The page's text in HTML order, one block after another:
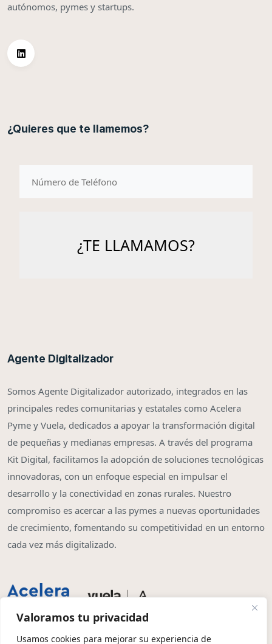
Valoramos tu privacidad
Usamos cookies para mejorar su experiencia de
autónomos, pymes y startups.
¿Quieres que te llamemos?
Agente Digitalizador
Somos Agente Digitalizador autorizado, integrados en las
principales redes comunitarias y estatales como Acelera
Pyme y Vuela, dedicados a apoyar la transformación digital
de pequeñas y medianas empresas. A través del programa
Kit Digital, facilitamos la adopción de soluciones tecnológicas
innovadoras, con un enfoque especial en impulsar el
desarrollo y la conectividad en zonas rurales. Nuestro
compromiso es acercar a las pymes a nuevas oportunidades
de crecimiento, fomentando su competitividad en un entorno
cada vez más digitalizado.